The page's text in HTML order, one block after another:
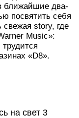
ближайшие два-
посвятить себя
свежая story, где
Music»:
«D8».
на свет 3